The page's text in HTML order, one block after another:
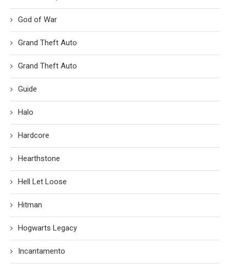
God of War
Grand Theft Auto
Grand Theft Auto
Guide
Halo
Hardcore
Hearthstone
Hell Let Loose
Hitman
Hogwarts Legacy
Incantamento